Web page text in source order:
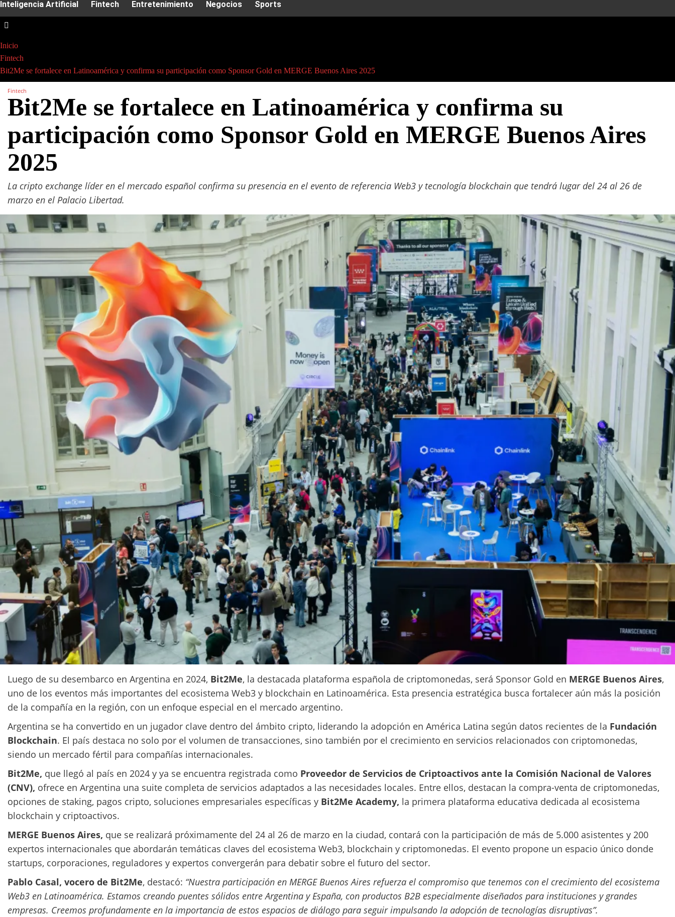
Inteligencia Artificial Fintech Entretenimiento Negocios Sports
Inicio
Fintech
Bit2Me se fortalece en Latinoamérica y confirma su participación como Sponsor Gold en MERGE Buenos Aires 2025
Fintech
Bit2Me se fortalece en Latinoamérica y confirma su
participación como Sponsor Gold en MERGE Buenos Aires
2025
La cripto exchange líder en el mercado español confirma su presencia en el evento de referencia Web3 y tecnología blockchain que tendrá lugar del 24 al 26 de
marzo en el Palacio Libertad.
Luego de su desembarco en Argentina en 2024, Bit2Me, la destacada plataforma española de criptomonedas, será Sponsor Gold en MERGE Buenos Aires,
uno de los eventos más importantes del ecosistema Web3 y blockchain en Latinoamérica. Esta presencia estratégica busca fortalecer aún más la posición
de la compañía en la región, con un enfoque especial en el mercado argentino.
Argentina se ha convertido en un jugador clave dentro del ámbito cripto, liderando la adopción en América Latina según datos recientes de la Fundación
Blockchain. El país destaca no solo por el volumen de transacciones, sino también por el crecimiento en servicios relacionados con criptomonedas,
siendo un mercado fértil para compañías internacionales.
Bit2Me, que llegó al país en 2024 y ya se encuentra registrada como Proveedor de Servicios de Criptoactivos ante la Comisión Nacional de Valores
(CNV), ofrece en Argentina una suite completa de servicios adaptados a las necesidades locales. Entre ellos, destacan la compra-venta de criptomonedas,
opciones de staking, pagos cripto, soluciones empresariales específicas y Bit2Me Academy, la primera plataforma educativa dedicada al ecosistema
blockchain y criptoactivos.
MERGE Buenos Aires, que se realizará próximamente del 24 al 26 de marzo en la ciudad, contará con la participación de más de 5.000 asistentes y 200
expertos internacionales que abordarán temáticas claves del ecosistema Web3, blockchain y criptomonedas. El evento propone un espacio único donde
startups, corporaciones, reguladores y expertos convergerán para debatir sobre el futuro del sector.
Pablo Casal, vocero de Bit2Me, destacó: “Nuestra participación en MERGE Buenos Aires refuerza el compromiso que tenemos con el crecimiento del ecosistema
Web3 en Latinoamérica. Estamos creando puentes sólidos entre Argentina y España, con productos B2B especialmente diseñados para instituciones y grandes
empresas. Creemos profundamente en la importancia de estos espacios de diálogo para seguir impulsando la adopción de tecnologías disruptivas”.